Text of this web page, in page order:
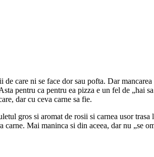
care ni se face dor sau pofta. Dar mancarea
pentru ca pentru ea pizza e un fel de „hai
dar cu ceva carne sa fie.
gros si aromat de rosii si carnea usor trasa
Mai maninca si din aceea, dar nu „se